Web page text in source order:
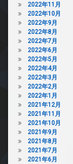
2022年11月
2022年10月
2022年9月
2022年8月
2022年7月
2022年6月
2022年5月
2022年4月
2022年3月
2022年2月
2022年1月
2021年12月
2021年11月
2021年10月
2021年9月
2021年8月
2021年7月
2021年6月